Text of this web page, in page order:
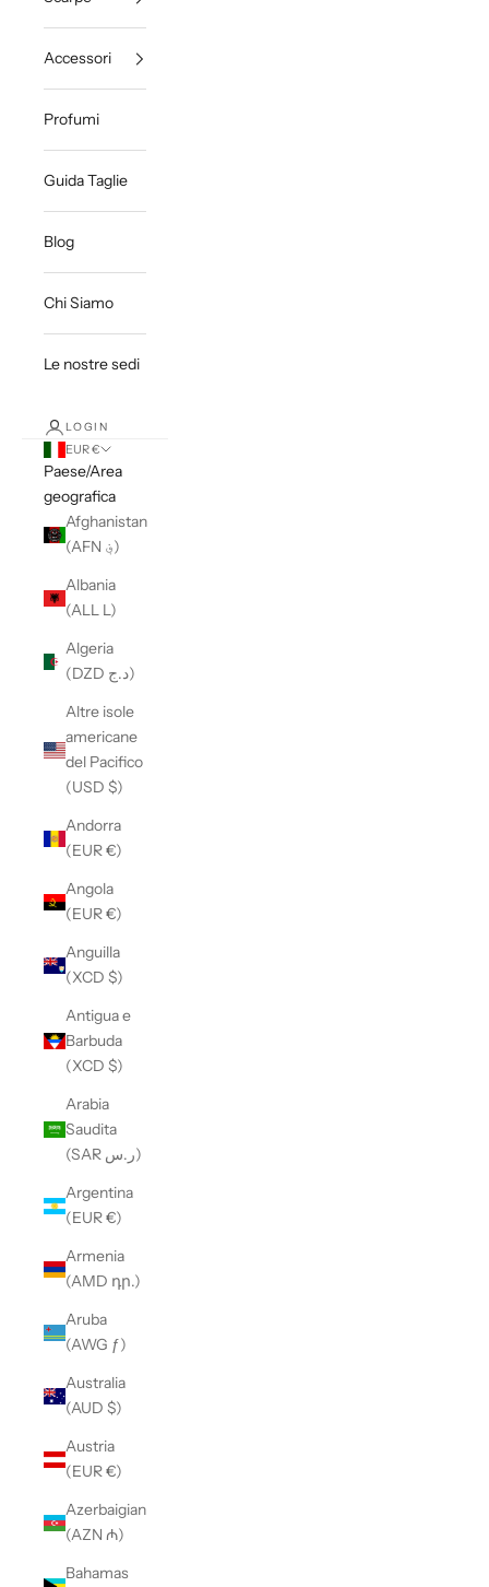
Accessori
Profumi
Guida Taglie
Blog
Chi Siamo
Le nostre sedi
LOGIN
EUR €
Paese/Area
geografica
Afghanistan
(AFN ؋)
Albania
(ALL L)
Algeria
(DZD د.ج)
Altre isole
americane
del Pacifico
(USD $)
Andorra
(EUR €)
Angola
(EUR €)
Anguilla
(XCD $)
Antigua e
Barbuda
(XCD $)
Arabia
Saudita
(SAR ر.س)
Argentina
(EUR €)
Armenia
(AMD դր.)
Aruba
(AWG ƒ)
Australia
(AUD $)
Austria
(EUR €)
Azerbaigian
(AZN ₼)
Bahamas